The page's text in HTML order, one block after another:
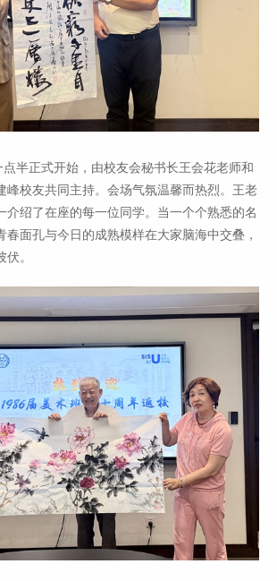
半正式开始，由校友会秘书长王会花老师和
峰校友共同主持。会场气氛温馨而热烈。王老
介绍了在座的每一位同学。当一个个熟悉的名
春面孔与今日的成熟模样在大家脑海中交叠，
。